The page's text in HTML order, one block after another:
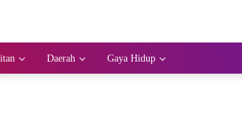
Daerah Gaya Hidup